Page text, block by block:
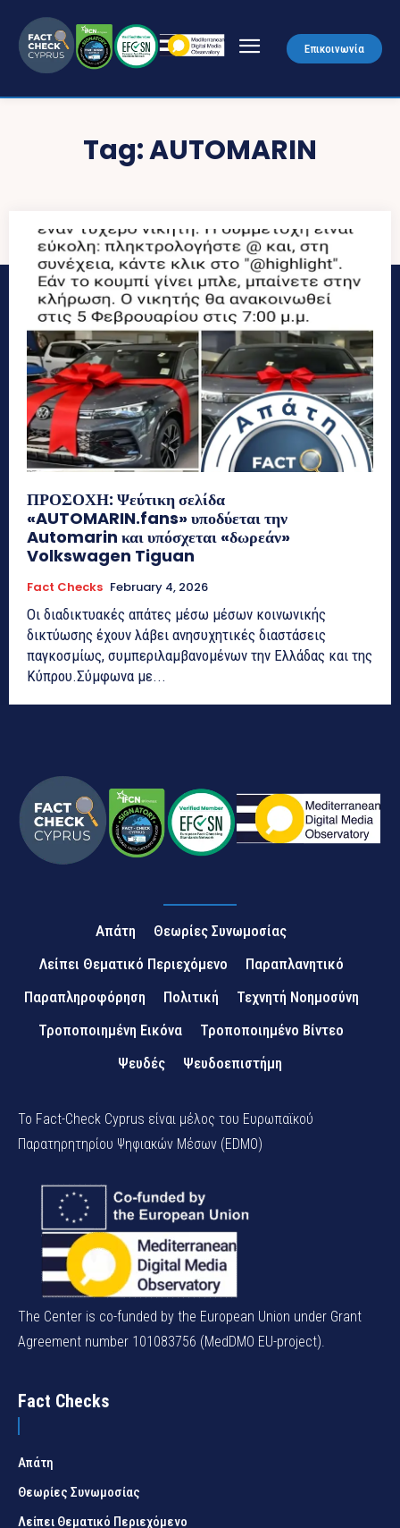
Επικοινωνία
Tag:AUTOMARIN
ΠΡΟΣΟΧΗ: Ψεύτικη σελίδα
«AUTOMARIN.fans» υποδύεται την
Automarin και υπόσχεται «δωρεάν»
Volkswagen Tiguan
Fact Checks February 4, 2026
Οι διαδικτυακές απάτες μέσω μέσων κοινωνικής
δικτύωσης έχουν λάβει ανησυχητικές διαστάσεις
παγκοσμίως, συμπεριλαμβανομένων την Ελλάδας και της
Κύπρου.Σύμφωνα με...
Απάτη
Θεωρίες Συνωμοσίας
Λείπει Θεματικό Περιεχόμενο
Παραπλανητικό
Παραπληροφόρηση
Πολιτική
Τεχνητή Νοημοσύνη
Τροποποιημένη Εικόνα
Τροποποιημένο Βίντεο
Ψευδές
Ψευδοεπιστήμη
Το Fact-Check Cyprus είναι μέλος του Ευρωπαϊκού
Παρατηρητηρίου Ψηφιακών Μέσων (EDMO)
The Center is co-funded by the European Union under Grant
Agreement number 101083756 (MedDMO EU-project).
Fact Checks
Απάτη
Θεωρίες Συνωμοσίας
Λείπει Θεματικό Περιεχόμενο